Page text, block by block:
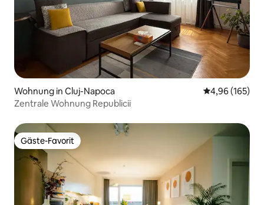
Wohnung in Cluj-Napoca
4,96 (165)
Zentrale Wohnung Republicii
Gäste-Favorit
Gäste-Favorit